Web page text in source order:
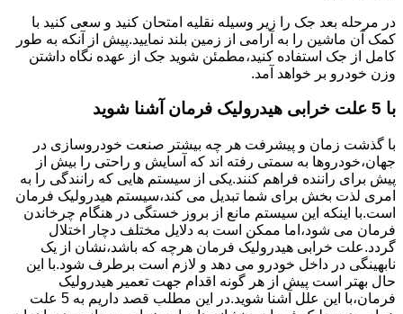
در مرحله بعد جک را زیر وسیله نقلیه امتحان کنید و سعی کنید با
کمک آن ماشین را به آرامی از زمین بلند نمایید.پیش از آنکه به طور
کامل از جک استفاده کنید،مطمئن شوید جک از عهده نگاه داشتن
وزن خودرو بر خواهد آمد.
با 5 علت خرابی هیدرولیک فرمان آشنا شوید
با گذشت زمان و پیشرفت هر چه بیشتر صنعت خودروسازی در
جهان،خودروها به سمتی رفته اند که آسایش و راحتی را بیش از
پیش برای راننده فراهم کنند.یکی از سیستم هایی که رانندگی را به
امری لذت بخش برای شما تبدیل می کند،سیستم هیدرولیک فرمان
است.با اینکه این سیستم مانع از بروز خستگی در هنگام چرخاندن
فرمان می شود،اما ممکن است به دلایل مختلف دچار اختلال
گردد.علت خرابی هیدرولیک فرمان هرچه که باشد،نشان از یک
نابهینگی در داخل خودرو می دهد و لازم است برطرف شود.با این
حال بهتر است پیش از هر گونه اقدام جهت تعمیر هیدرولیک
فرمان،با این علل آشنا شوید.در این مطلب قصد داریم به 5 علت